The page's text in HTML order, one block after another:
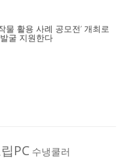
물 활용 사례 공모전’ 개최로
굴 지원한다
PC 수냉쿨러